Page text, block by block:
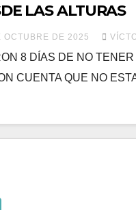
LAS ALTURAS
OCTUBRE DE 2025
8 DÍAS DE NO
CUENTA QUE NO